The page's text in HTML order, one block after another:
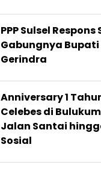
PPP Sulsel
Gabungnya Bupati
Gerindra
Anniversary 1
Celebes di
Jalan Santai
Sosial